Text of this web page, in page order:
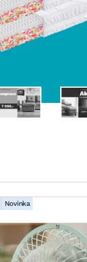
ZAHRADNÍ
Novinka